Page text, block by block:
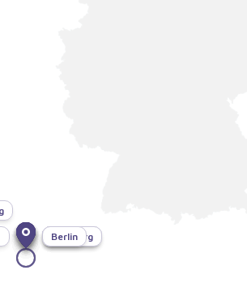
München
Bonn
Dresden
Hamburg
Berlin